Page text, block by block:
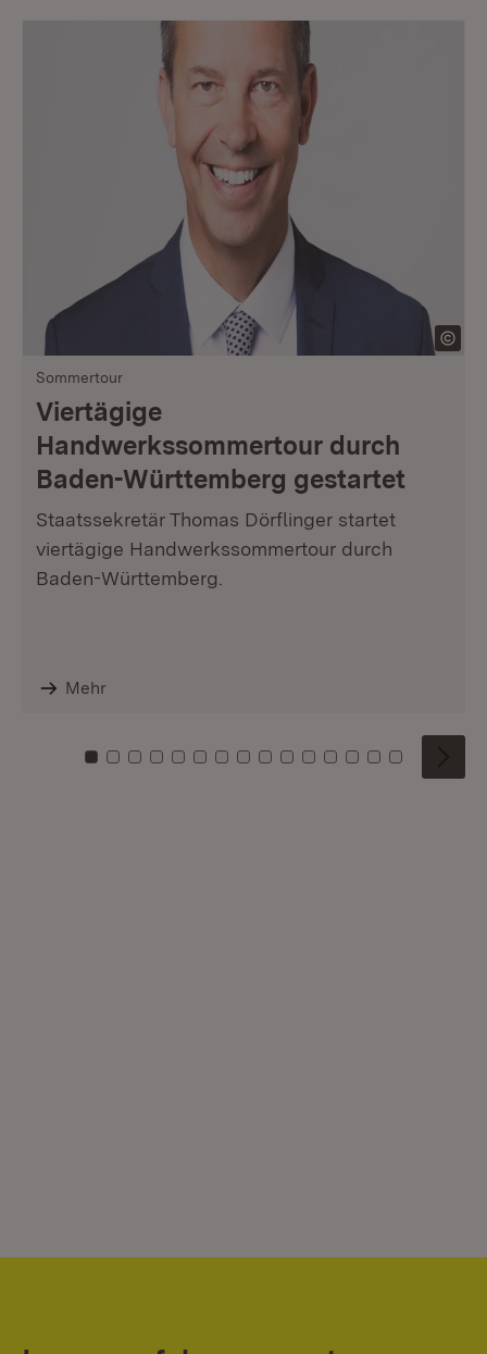
Sommertour
Viertägige
Handwerkssommertour durch
Baden-Württemberg gestartet
Staatssekretär Thomas Dörflinger startet
viertägige Handwerkssommertour durch
Baden-Württemberg.
Mehr
Zu Kachel: 0
Zu Kachel: 1
Zu Kachel: 2
Zu Kachel: 3
Zu Kachel: 4
Zu Kachel: 5
Zu Kachel: 6
Zu Kachel: 7
Zu Kachel: 8
Zu Kachel: 9
Zu Kachel: 10
Zu Kachel: 11
Zu Kachel: 12
Zu Kachel:
Zu